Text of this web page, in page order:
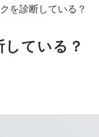
を診断している？
ている？